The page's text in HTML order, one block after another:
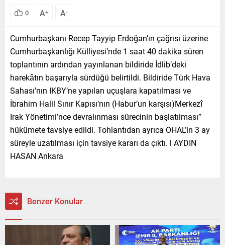
0 A+ A-
Cumhurbaşkanı Recep Tayyip Erdoğan’ın çağrısı üzerine
Cumhurbaşkanlığı Külliyesi’nde 1 saat 40 dakika süren
toplantının ardından yayınlanan bildiride İdlib’deki
harekâtın başarıyla sürdüğü belirtildi. Bildiride Türk Hava
Sahası’nın IKBY’ne yapılan uçuşlara kapatılması ve
İbrahim Halil Sınır Kapısı’nın (Habur’un karşısı)Merkezî
Irak Yönetimi’nce devralınması sürecinin başlatılması”
hükümete tavsiye edildi. Tohlantıdan ayrıca OHAL’in 3 ay
süreyle uzatılması için tavsiye kararı da çıktı. l AYDIN
HASAN Ankara
Benzer Konular